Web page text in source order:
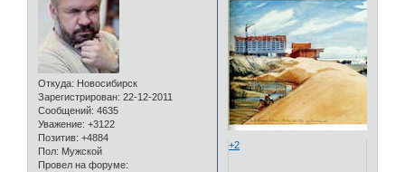
Откуда: Новосибирск
Зарегистрирован: 22-12-2011
Сообщений: 4635
Уважение: +3122
Позитив: +4884
Пол: Мужской
Провел на форуме:
+2